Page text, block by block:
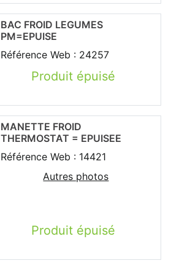
Produit épuisé
BAC FROID LEGUMES
PM=EPUISE
Référence Web : 24257
Produit épuisé
MANETTE FROID
THERMOSTAT = EPUISEE
Référence Web : 14421
Autres photos